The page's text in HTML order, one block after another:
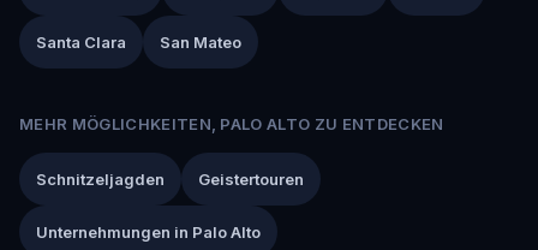
Santa Clara San Mateo
MEHR MÖGLICHKEITEN, PALO ALTO ZU ENTDECKEN
Schnitzeljagden Geistertouren
Unternehmungen in Palo Alto